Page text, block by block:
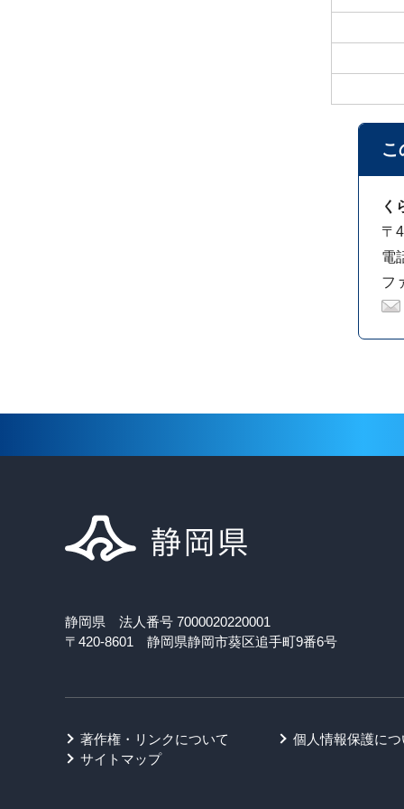
こ
く
〒
電
フ
静岡県 法人番号 7000020220001
〒420-8601 静岡県静岡市葵区追手町9番6号
著作権・リンクについて
個人情報保護に
サイトマップ